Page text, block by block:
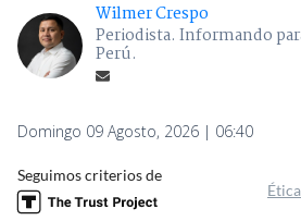
Wilmer Crespo
Periodista. Informando
Perú.
Domingo 09 Agosto, 2026 | 06:40
Seguimos criterios de